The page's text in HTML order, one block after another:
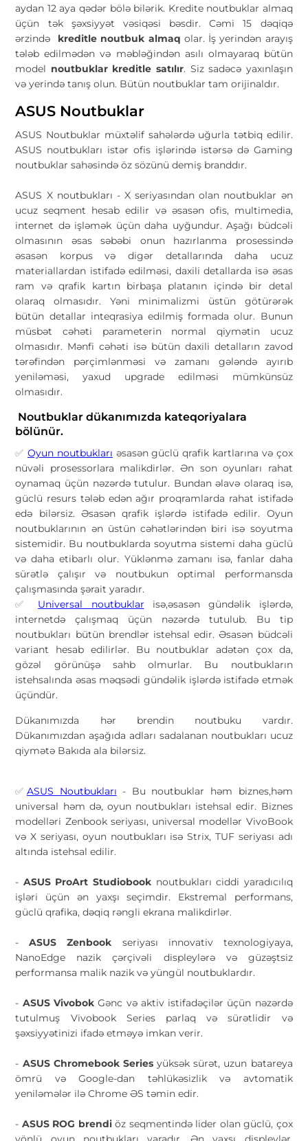
aydan 12 aya qədər bölə bilərik. Kredite noutbuklar almaq
üçün tək şəxsiyyət vəsiqəsi bəsdir. Cəmi 15 dəqiqə
ərzində
kreditle noutbuk almaq olar. İş yerindən arayış
tələb edilmədən və məbləğindən asılı olmayaraq bütün
model noutbuklar kreditle satılır. Siz sadəcə yaxınlaşın
və yerində tanış olun. Bütün noutbuklar tam orijinaldır.
ASUS Noutbuklar
ASUS Noutbuklar müxtəlif sahələrdə uğurla tətbiq edilir.
ASUS noutbukları istər ofis işlərində istərsə də Gaming
noutbuklar sahəsində öz sözünü demiş branddır.
ASUS X noutbukları - X seriyasından olan noutbuklar ən
ucuz seqment hesab edilir və əsasən ofis, multimedia,
internet də işləmək üçün daha uyğundur. Aşağı büdcəli
olmasının əsas səbəbi onun hazırlanma prosessində
əsasən korpus və digər detallarında daha ucuz
materiallardan istifadə edilməsi, daxili detallarda isə əsas
ram və qrafik kartın birbaşa platanın içində bir detal
olaraq olmasıdır. Yəni minimalizmi üstün götürərək
bütün detallar inteqrasiya edilmiş formada olur. Bunun
müsbət cəhəti parameterin normal qiymətin ucuz
olmasıdır. Mənfi cəhəti isə bütün daxili detalların zavod
tərəfindən pərçimlənməsi və zamanı gələndə ayırıb
yeniləməsi, yaxud upgrade edilməsi mümkünsüz
olmasıdır.
Noutbuklar dükanımızda kateqoriyalara
bölünür.
✅Oyun noutbukları əsasən güclü qrafik kartlarına və çox
nüvəli prosessorlara malikdirlər. Ən son oyunları rahat
oynamaq üçün nəzərdə tutulur. Bundan əlavə olaraq isə,
güclü resurs tələb edən ağır proqramlarda rahat istifadə
edə bilərsiz. Əsasən qrafik işlərdə istifadə edilir. Oyun
noutbuklarının ən üstün cəhətlərindən biri isə soyutma
sistemidir. Bu noutbuklarda soyutma sistemi daha güclü
və daha etibarlı olur. Yüklənmə zamanı isə, fanlar daha
sürətlə çalışır və noutbukun optimal performansda
çalışmasında şərait yaradır.
✅ Universal noutbuklar isə,əsasən gündəlik işlərdə,
internetdə çalışmaq üçün nəzərdə tutulub. Bu tip
noutbukları bütün brendlər istehsal edir. Əsasən büdcəli
variant hesab edilirlər. Bu noutbuklar adətən çox da,
gözəl görünüşə sahb olmurlar. Bu noutbukların
istehsalında əsas məqsədi gündəlik işlərdə istifadə etmək
üçündür.
Dükanımızda hər brendin noutbuku vardır.
Dükanımızdan aşağıda adları sadalanan noutbukları ucuz
qiymətə Bakıda ala bilərsiz.
✅ASUS Noutbukları - Bu noutbuklar həm biznes,həm
universal həm də, oyun noutbukları istehsal edir. Biznes
modelləri Zenbook seriyası, universal modellər VivoBook
və X seriyası, oyun noutbukları isə Strix, TUF seriyası adı
altında istehsal edilir.
- ASUS ProArt Studiobook noutbukları ciddi yaradıcılıq
işləri üçün ən yaxşı seçimdir. Ekstremal performans,
güclü qrafika, dəqiq rəngli ekrana malikdirlər.
-ASUS Zenbook seriyası innovativ texnologiyaya,
NanoEdge nazik çərçivəli displeylərə və güzəştsiz
performansa malik nazik və yüngül noutbuklardır.
- ASUS VivobokGənc və aktiv istifadəçilər üçün nəzərdə
tutulmuş Vivobook Series parlaq və sürətlidir və
şəxsiyyətinizi ifadə etməyə imkan verir.
- ASUS Chromebook Seriesyüksək sürət, uzun batareya
ömrü və Google-dan təhlükəsizlik və avtomatik
yeniləmələr ilə Chrome ƏS təmin edir.
- ASUS ROG brendiöz seqmentində lider olan güclü, çox